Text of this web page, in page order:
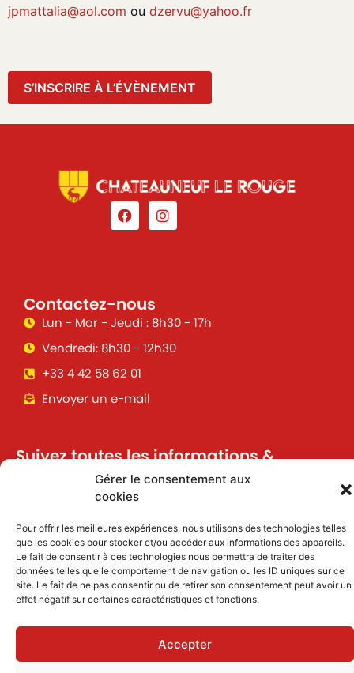
Gérer le consentement aux
cookies
Pour offrir les meilleures expériences, nous utilisons des technologies telles
que les cookies pour stocker et/ou accéder aux informations des appareils.
Le fait de consentir à ces technologies nous permettra de traiter des
données telles que le comportement de navigation ou les ID uniques sur ce
site. Le fait de ne pas consentir ou de retirer son consentement peut avoir un
effet négatif sur certaines caractéristiques et fonctions.
Accepter
jpmattalia@aol.com ou dzervu@yahoo.fr
S’INSCRIRE À L’ÉVÈNEMENT
Contactez-nous
Lun - Mar - Jeudi : 8h30 - 17h
Vendredi: 8h30 - 12h30
+33 4 42 58 62 01
Envoyer un e-mail
Suivez toutes les informations &
actualités de votre ville !
J'accepte de recevoir des informations et
actualités par email
Inscription
Politique des cookies